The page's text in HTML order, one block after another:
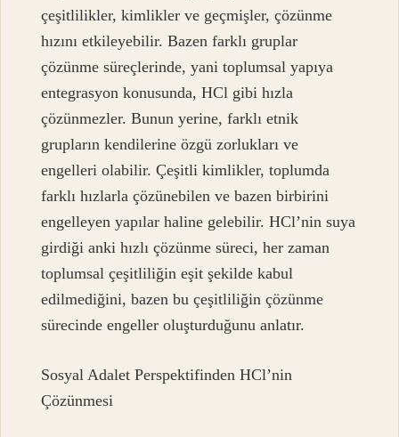
çeşitlilikler, kimlikler ve geçmişler, çözünme
hızını etkileyebilir. Bazen farklı gruplar
çözünme süreçlerinde, yani toplumsal yapıya
entegrasyon konusunda, HCl gibi hızla
çözünmezler. Bunun yerine, farklı etnik
grupların kendilerine özgü zorlukları ve
engelleri olabilir. Çeşitli kimlikler, toplumda
farklı hızlarla çözünebilen ve bazen birbirini
engelleyen yapılar haline gelebilir. HCl’nin suya
girdiği anki hızlı çözünme süreci, her zaman
toplumsal çeşitliliğin eşit şekilde kabul
edilmediğini, bazen bu çeşitliliğin çözünme
sürecinde engeller oluşturduğunu anlatır.
Sosyal Adalet Perspektifinden HCl’nin
Çözünmesi